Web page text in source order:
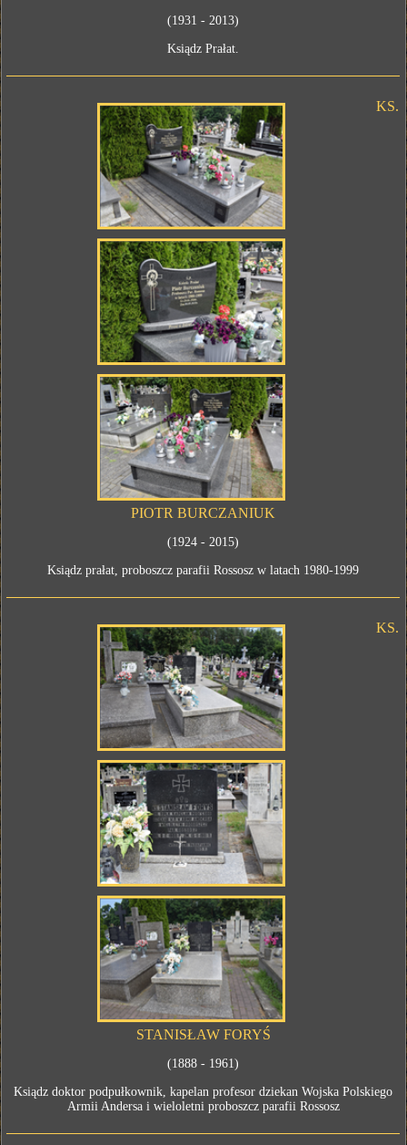
(1931 - 2013)
Ksiądz Prałat.
KS.
PIOTR BURCZANIUK
(1924 - 2015)
Ksiądz prałat, proboszcz parafii Rossosz w latach 1980-1999
KS.
STANISŁAW FORYŚ
(1888 - 1961)
Ksiądz doktor podpułkownik, kapelan profesor dziekan Wojska Polskiego
Armii Andersa i wieloletni proboszcz parafii Rossosz